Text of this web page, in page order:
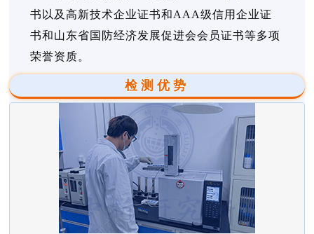
书以及高新技术企业证书和AAA级信用企业证
书和山东省国防经济发展促进会会员证书等多项
荣誉资质。
检测优势